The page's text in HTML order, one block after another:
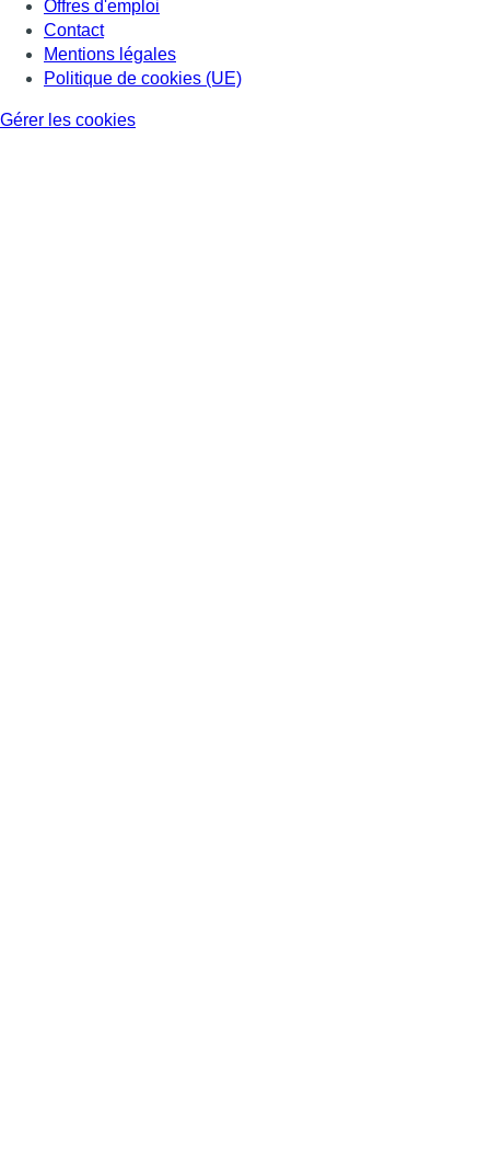
Offres d'emploi
Contact
Mentions légales
Politique de cookies (UE)
Gérer les cookies